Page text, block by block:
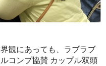
観にあっても、ラブラブ
コンプ協賛 カップル双頭